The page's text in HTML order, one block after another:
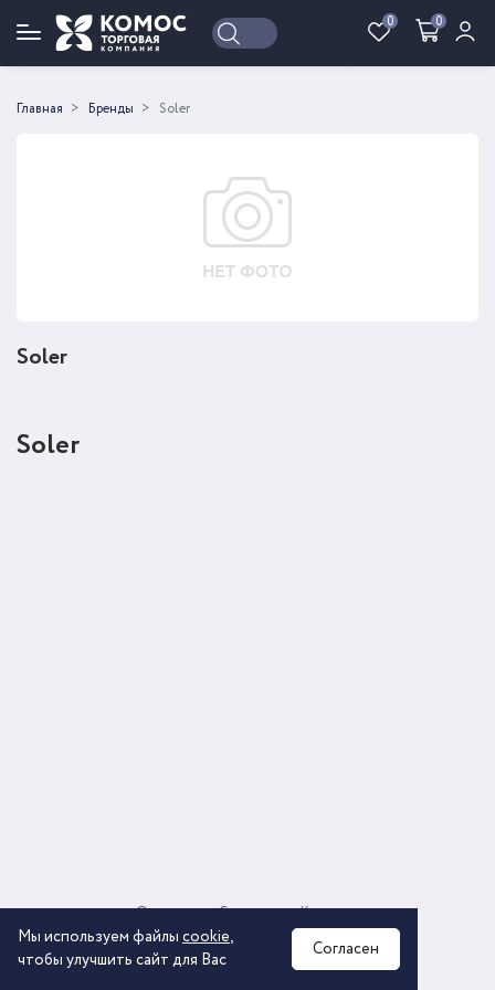
0 0
Войти Регистрация
Главная Бренды Soler
Soler
Soler
2026 © ООО «КОМОС ГРУПП» «Торговая компания»
О компании Соглашение
Политика обработки персональных данных
Контакты
Мы используем файлы cookie,
чтобы улучшить сайт для Вас
Согласен